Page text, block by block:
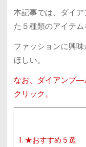
本記事では、ダイ
た５種類のアイテム
ファッションに興
ほしい。
なお、ダイアンプ―
クリック。
1. ★おすすめ５選